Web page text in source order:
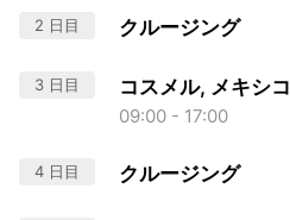
2 日目 クルージング
3 日目 コスメル, メキシコ
09:00 - 17:00
4 日目 クルージング